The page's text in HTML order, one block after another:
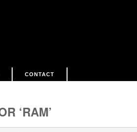
CONTACT
‘RAM’